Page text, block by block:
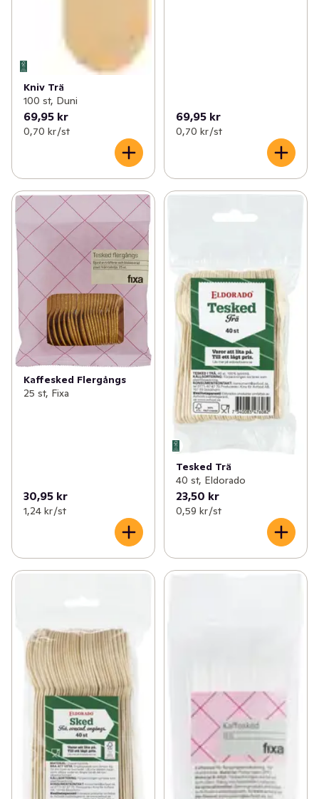
Kniv Trä
100 st, Duni
69,95 kr
0,70 kr /st
69,95 kr
0,70 kr /st
Kaffesked Flergångs
25 st, Fixa
30,95 kr
1,24 kr /st
Tesked Trä
40 st, Eldorado
23,50 kr
0,59 kr /st